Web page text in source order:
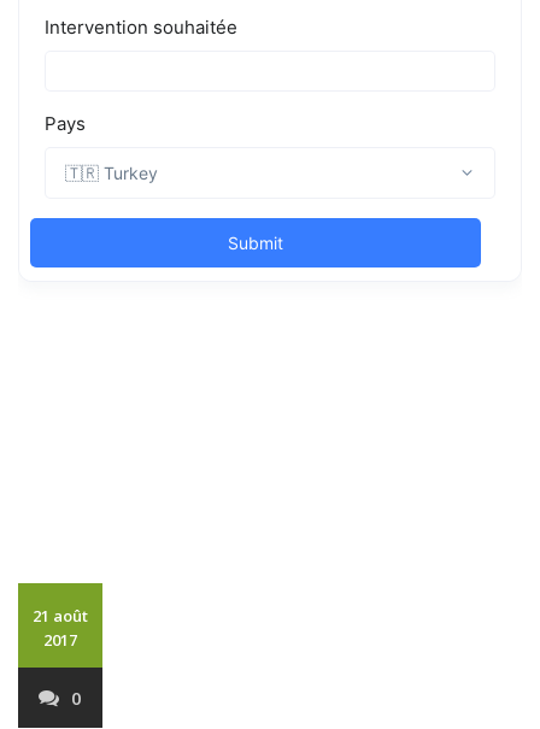
21 août
2017
0